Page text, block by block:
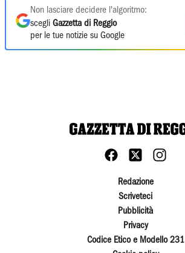
Non lasciare decidere l'algoritmo:
scegli Gazzetta di Reggio
per le tue notizie su Google
Redazione
Scriveteci
Pubblicità
Privacy
Codice Etico e Modello 231